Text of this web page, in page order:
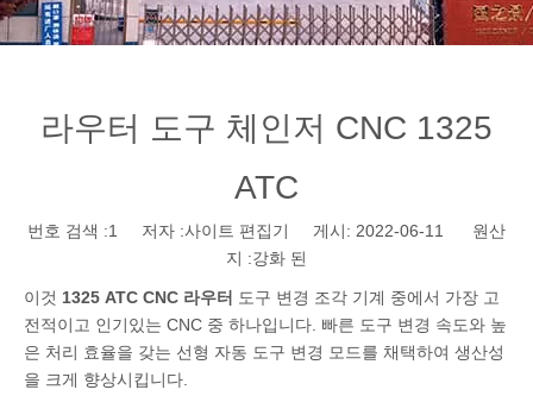
라우터 도구 체인저 CNC 1325
ATC
번호 검색 :1
저자 :사이트 편집기 게시: 2022-06-11 원산
지 :강화 된
이것 1325 ATC CNC 라우터 도구 변경 조각 기계 중에서 가장 고
전적이고 인기있는 CNC 중 하나입니다. 빠른 도구 변경 속도와 높
은 처리 효율을 갖는 선형 자동 도구 변경 모드를 채택하여 생산성
을 크게 향상시킵니다.